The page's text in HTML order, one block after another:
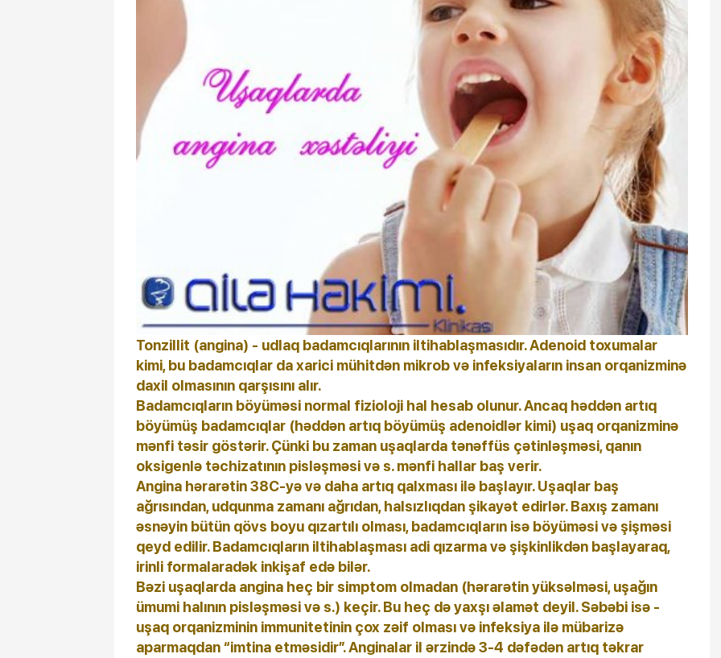
Tonzillit (angina) - udlaq badamcıqlarının iltihablaşmasıdır. Adenoid toxumalar
kimi, bu badamcıqlar da xarici mühitdən mikrob və infeksiyaların insan orqanizminə
daxil olmasının qarşısını alır.
Badamcıqların böyüməsi normal fizioloji hal hesab olunur. Ancaq həddən artıq
böyümüş badamcıqlar (həddən artıq böyümüş adenoidlər kimi) uşaq orqanizminə
mənfi təsir göstərir. Çünki bu zaman uşaqlarda tənəffüs çətinləşməsi, qanın
oksigenlə təchizatının pisləşməsi və s. mənfi hallar baş verir.
Angina hərarətin 38C-yə və daha artıq qalxması ilə başlayır. Uşaqlar baş
ağrısından, udqunma zamanı ağrıdan, halsızlıqdan şikayət edirlər. Baxış zamanı
əsnəyin bütün qövs boyu qızartılı olması, badamcıqların isə böyüməsi və şişməsi
qeyd edilir. Badamcıqların iltihablaşması adi qızarma və şişkinlikdən başlayaraq,
irinli formalaradək inkişaf edə bilər.
Bəzi uşaqlarda angina heç bir simptom olmadan (hərarətin yüksəlməsi, uşağın
ümumi halının pisləşməsi və s.) keçir. Bu heç də yaxşı əlamət deyil. Səbəbi isə -
uşaq orqanizminin immunitetinin çox zəif olması və infeksiya ilə mübarizə
aparmaqdan “imtina etməsidir”. Anginalar il ərzində 3-4 dəfədən artıq təkrar